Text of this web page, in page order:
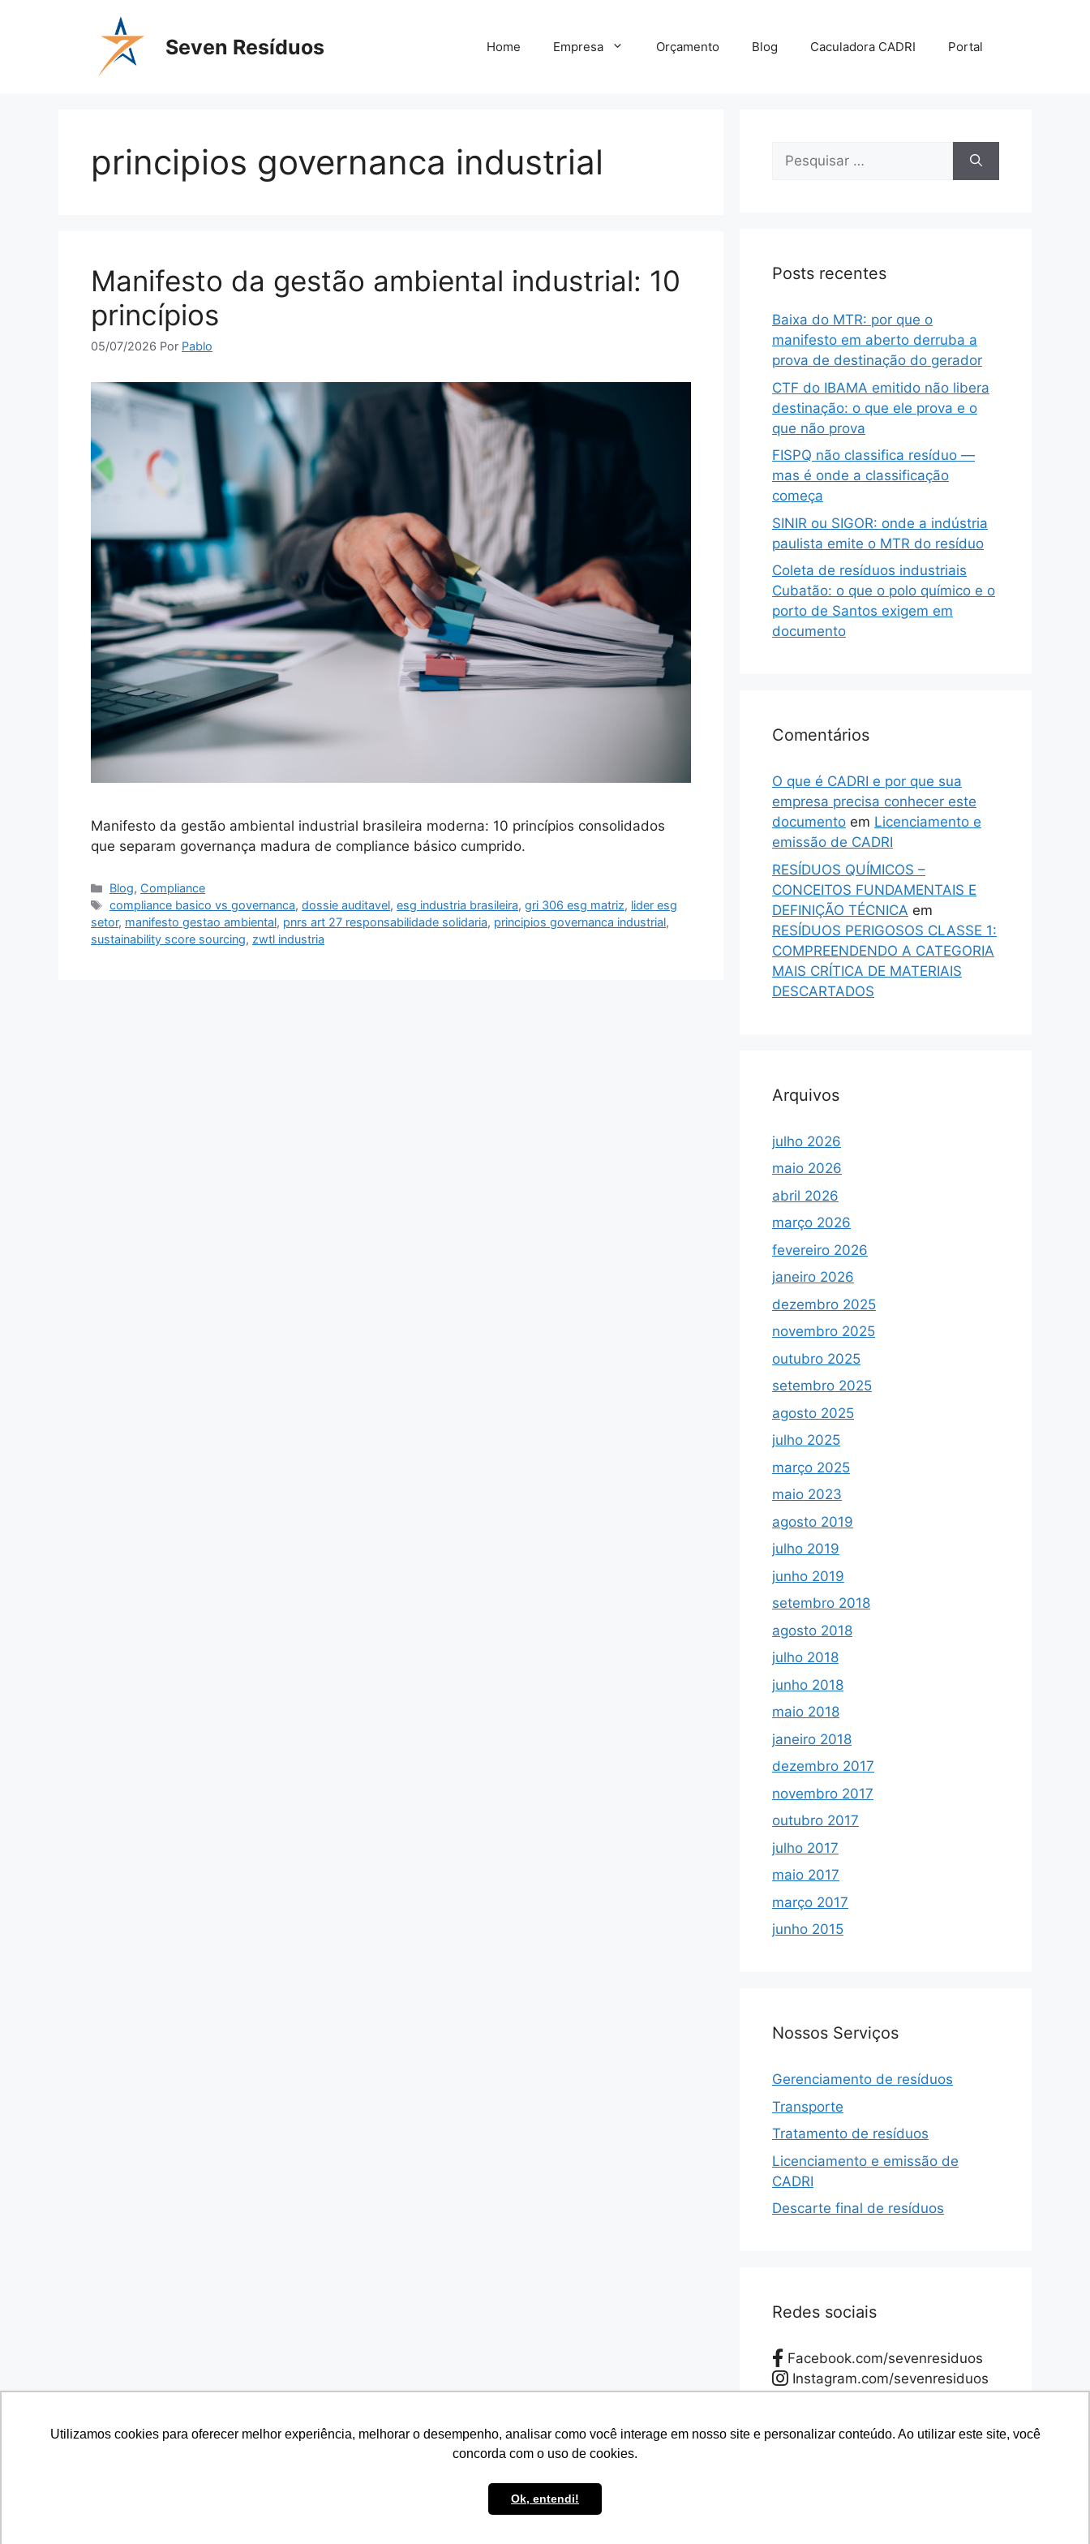
Utilizamos cookies para oferecer melhor experiência, melhorar o desempenho, analisar como você interage em nosso site e personalizar conteúdo. Ao utilizar este site, você
concorda com o uso de cookies.
Ok, entendi!
Utilizamos cookies para oferecer melhor experiência, melhorar o desempenho, analisar como você interage em nosso site e personalizar conteúdo. Ao utilizar este site, você
concorda com o uso de cookies.
Ok, entendi!
Seven Resíduos Home Empresa Orçamento Blog Caculadora CADRI Portal
principios governanca industrial
Manifesto da gestão ambiental industrial: 10
princípios
05/07/2026 Por Pablo
Manifesto da gestão ambiental industrial brasileira moderna: 10 princípios consolidados
que separam governança madura de compliance básico cumprido.
Blog, Compliance
compliance basico vs governanca,dossie auditavel,esg industria brasileira,gri 306 esg matriz, lider esg
setor, manifesto gestao ambiental, pnrs art 27 responsabilidade solidaria, principios governanca industrial,
sustainability score sourcing, zwtl industria
Posts recentes
Baixa do MTR: por que o
manifesto em aberto derruba a
prova de destinação do gerador
CTF do IBAMA emitido não libera
destinação: o que ele prova e o
que não prova
FISPQ não classifica resíduo —
mas é onde a classificação
começa
SINIR ou SIGOR: onde a indústria
paulista emite o MTR do resíduo
Coleta de resíduos industriais
Cubatão: o que o polo químico e o
porto de Santos exigem em
documento
Comentários
O que é CADRI e por que sua
empresa precisa conhecer este
documento em Licenciamento e
emissão de CADRI
RESÍDUOS QUÍMICOS –
CONCEITOS FUNDAMENTAIS E
DEFINIÇÃO TÉCNICA em
RESÍDUOS PERIGOSOS CLASSE 1:
COMPREENDENDO A CATEGORIA
MAIS CRÍTICA DE MATERIAIS
DESCARTADOS
Arquivos
julho 2026
maio 2026
abril 2026
março 2026
fevereiro 2026
janeiro 2026
dezembro 2025
novembro 2025
outubro 2025
setembro 2025
agosto 2025
julho 2025
março 2025
maio 2023
agosto 2019
julho 2019
junho 2019
setembro 2018
agosto 2018
julho 2018
junho 2018
maio 2018
janeiro 2018
dezembro 2017
novembro 2017
outubro 2017
julho 2017
maio 2017
março 2017
junho 2015
Nossos Serviços
Gerenciamento de resíduos
Transporte
Tratamento de resíduos
Licenciamento e emissão de
CADRI
Descarte final de resíduos
Redes sociais
Facebook.com/sevenresiduos
Instagram.com/sevenresiduos
Twitter.com/sevenresiduos